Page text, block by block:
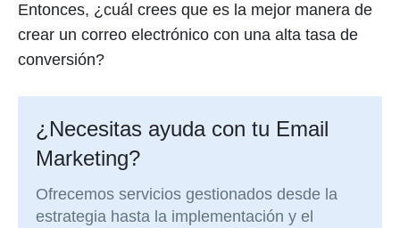
Entonces, ¿cuál crees que es la mejor manera de
crear un correo electrónico con una alta tasa de
conversión?
¿Necesitas ayuda con tu Email
Marketing?
Ofrecemos servicios gestionados desde la
estrategia hasta la implementación y el